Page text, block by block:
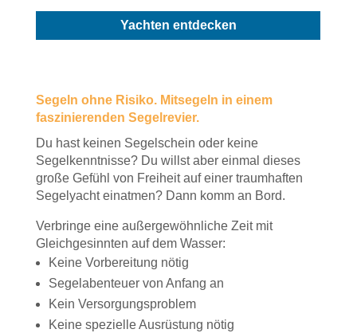
Yachten entdecken
Segeln ohne Risiko. Mitsegeln in einem
faszinierenden Segelrevier.
Du hast keinen Segelschein oder keine
Segelkenntnisse? Du willst aber einmal dieses
große Gefühl von Freiheit auf einer traumhaften
Segelyacht einatmen? Dann komm an Bord.
Verbringe eine außergewöhnliche Zeit mit
Gleichgesinnten auf dem Wasser:
Keine Vorbereitung nötig
Segelabenteuer von Anfang an
Kein Versorgungsproblem
Keine spezielle Ausrüstung nötig